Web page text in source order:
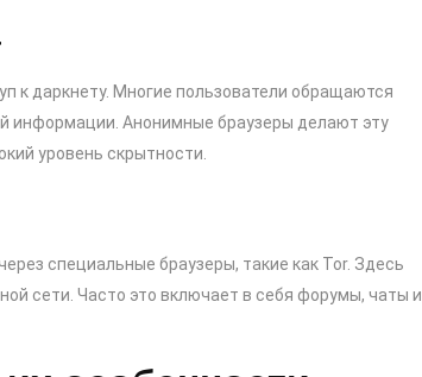
к даркнету. Многие пользователи обращаются
информации. Анонимные браузеры делают эту
уровень скрытности.
специальные браузеры, такие как Tor. Здесь
сети. Часто это включает в себя форумы, чаты и